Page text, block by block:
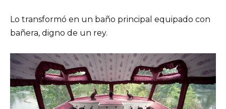
Lo transformó en un baño principal equipado con
bañera, digno de un rey.